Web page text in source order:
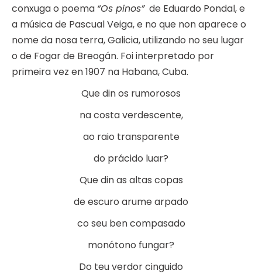
conxuga o poema “Os pinos”de Eduardo Pondal, e
a música de Pascual Veiga, e no que non aparece o
nome da nosa terra, Galicia, utilizando no seu lugar
o de Fogar de Breogán. Foi interpretado por
primeira vez en 1907 na Habana, Cuba.
Que din os rumorosos
na costa verdescente,
ao raio transparente
do prácido luar?
Que din as altas copas
de escuro arume arpado
co seu ben compasado
monótono fungar?
Do teu verdor cinguido